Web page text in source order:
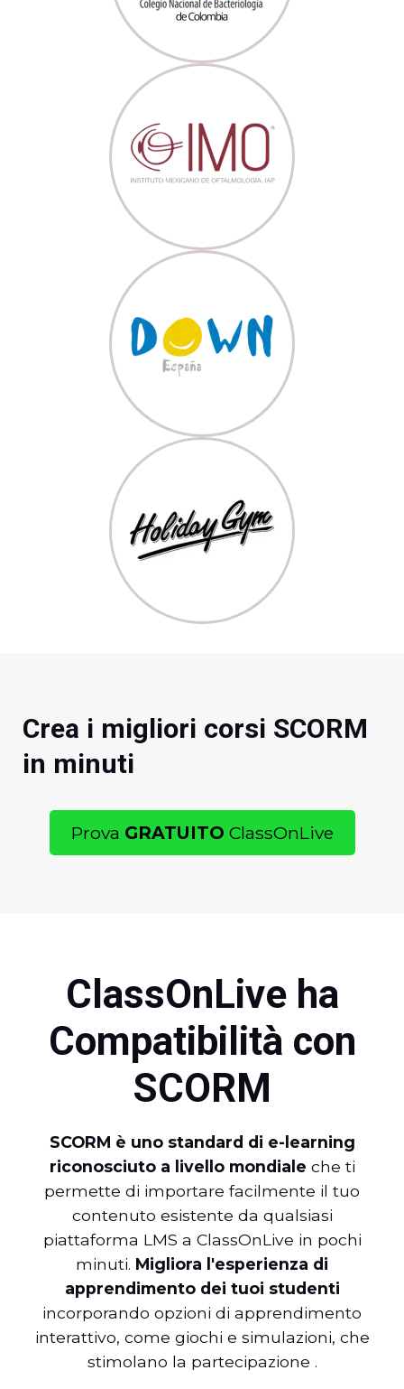
Crea i migliori corsi SCORM
in minuti
Prova GRATUITO ClassOnLive
ClassOnLive ha
Compatibilità con
SCORM
SCORM è uno standard di e-learning
riconosciuto a livello mondiale che ti
permette di importare facilmente il tuo
contenuto esistente da qualsiasi
piattaforma LMS a ClassOnLive in pochi
minuti. Migliora l'esperienza di
apprendimento dei tuoi studenti
incorporando opzioni di apprendimento
interattivo, come giochi e simulazioni, che
stimolano la partecipazione .